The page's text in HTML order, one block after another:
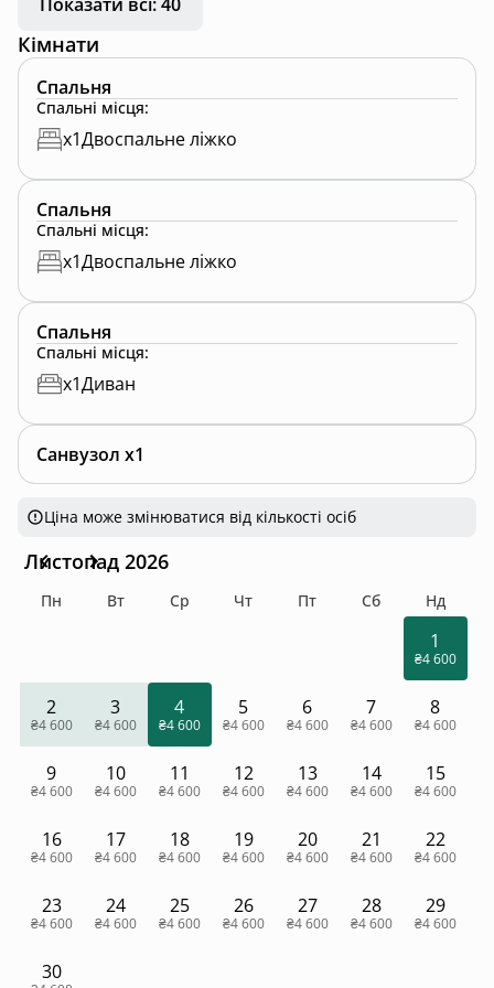
Кімнати
Спальня
Спальні місця:
x1Двоспальне ліжко
Спальня
Спальні місця:
x1Двоспальне ліжко
Спальня
Спальні місця:
x1Диван
Санвузол x1
Ціна може змінюватися від кількості осіб
Листопад 2026
Пн Вт Ср Чт Пт Сб Нд
1
₴4 600
2
₴4 600
3
₴4 600
4
₴4 600
5
₴4 600
6
₴4 600
7
₴4 600
8
₴4 600
9
₴4 600
10
₴4 600
11
₴4 600
12
₴4 600
13
₴4 600
14
₴4 600
15
₴4 600
16
₴4 600
17
₴4 600
18
₴4 600
19
₴4 600
20
₴4 600
21
₴4 600
22
₴4 600
23
₴4 600
24
₴4 600
25
₴4 600
26
₴4 600
27
₴4 600
28
₴4 600
29
₴4 600
30